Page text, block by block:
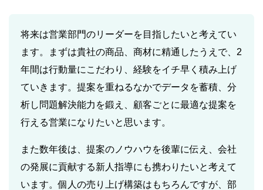
将来は営業部門のリーダーを目指したいと考えてい
ます。まずは貴社の商品、商材に精通したうえで、2
年間は行動量にこだわり、経験をイチ早く積み上げ
ていきます。提案を重ねるなかでデータを蓄積、分
析し問題解決能力を鍛え、顧客ごとに最適な提案を
行える営業になりたいと思います。
また数年後は、提案のノウハウを後輩に伝え、会社
の発展に貢献する新人指導にも携わりたいと考えて
います。個人の売り上げ構築はもちろんですが、部